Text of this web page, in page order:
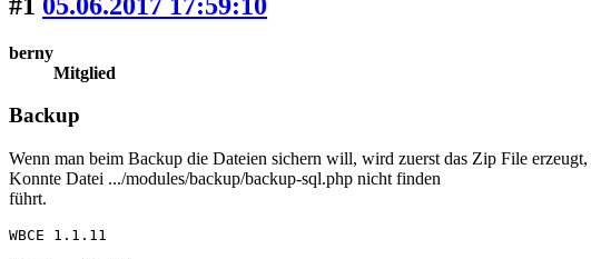
berny
Mitglied
Backup
Wenn man beim Backup die Dateien sichern will, wird zuerst das Zip File
Konnte Datei .../modules/backup/backup-sql.php nicht finden
führt.
WBCE 1.1.11